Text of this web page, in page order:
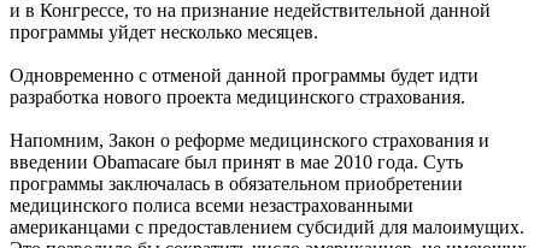
и в Конгрессе, то на признание недействительной данной
программы уйдет несколько месяцев.
Одновременно с отменой данной программы будет идти
разработка нового проекта медицинского страхования.
Напомним, Закон о реформе медицинского страхования и
введении Obamacare был принят в мае 2010 года. Суть
программы заключалась в обязательном приобретении
медицинского полиса всеми незастрахованными
американцами с предоставлением субсидий для малоимущих.